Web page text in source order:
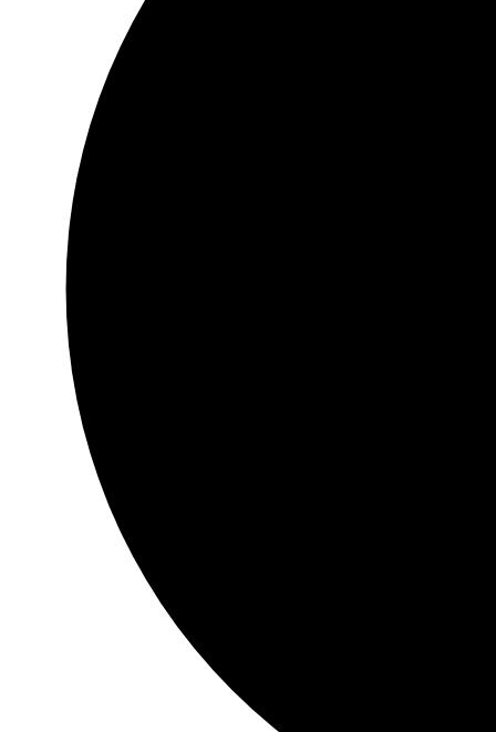
30 dni na zwrot